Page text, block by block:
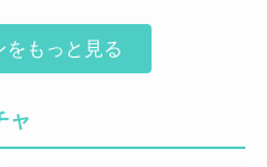
をもっと見る
ャ